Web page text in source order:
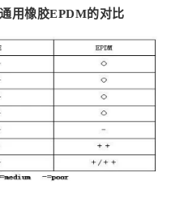
用橡胶EPDM的对比